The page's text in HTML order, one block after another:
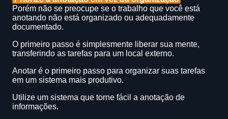
Porém não se preocupe se o trabalho que você está
anotando não está organizado ou adequadamente
documentado.
O primeiro passo é simplesmente liberar sua mente,
transferindo as tarefas para um local externo.
Anotar é o primeiro passo para organizar suas tarefas
em um sistema mais produtivo.
Utilize um sistema que torne fácil a anotação de
informações.